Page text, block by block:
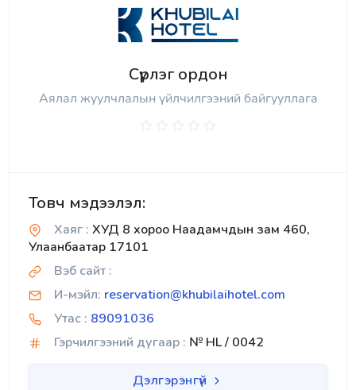
Сүрлэг ордон
Аялал жуулчлалын үйлчилгээний байгууллага
Товч мэдээлэл:
Хаяг : ХУД 8 хороо Наадамчдын зам 460,
Улаанбаатар 17101
Вэб сайт :
И-мэйл: reservation@khubilaihotel.com
Утас : 89091036
Гэрчилгээний дугаар : № HL / 0042
Дэлгэрэнгүй